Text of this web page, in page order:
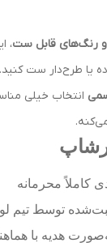
رنگ‌های قابل ست،
یا طرح‌دار ست کنید.
انتخاب خیلی
کاملاً محرمانه
توسط تیم
هدیه با